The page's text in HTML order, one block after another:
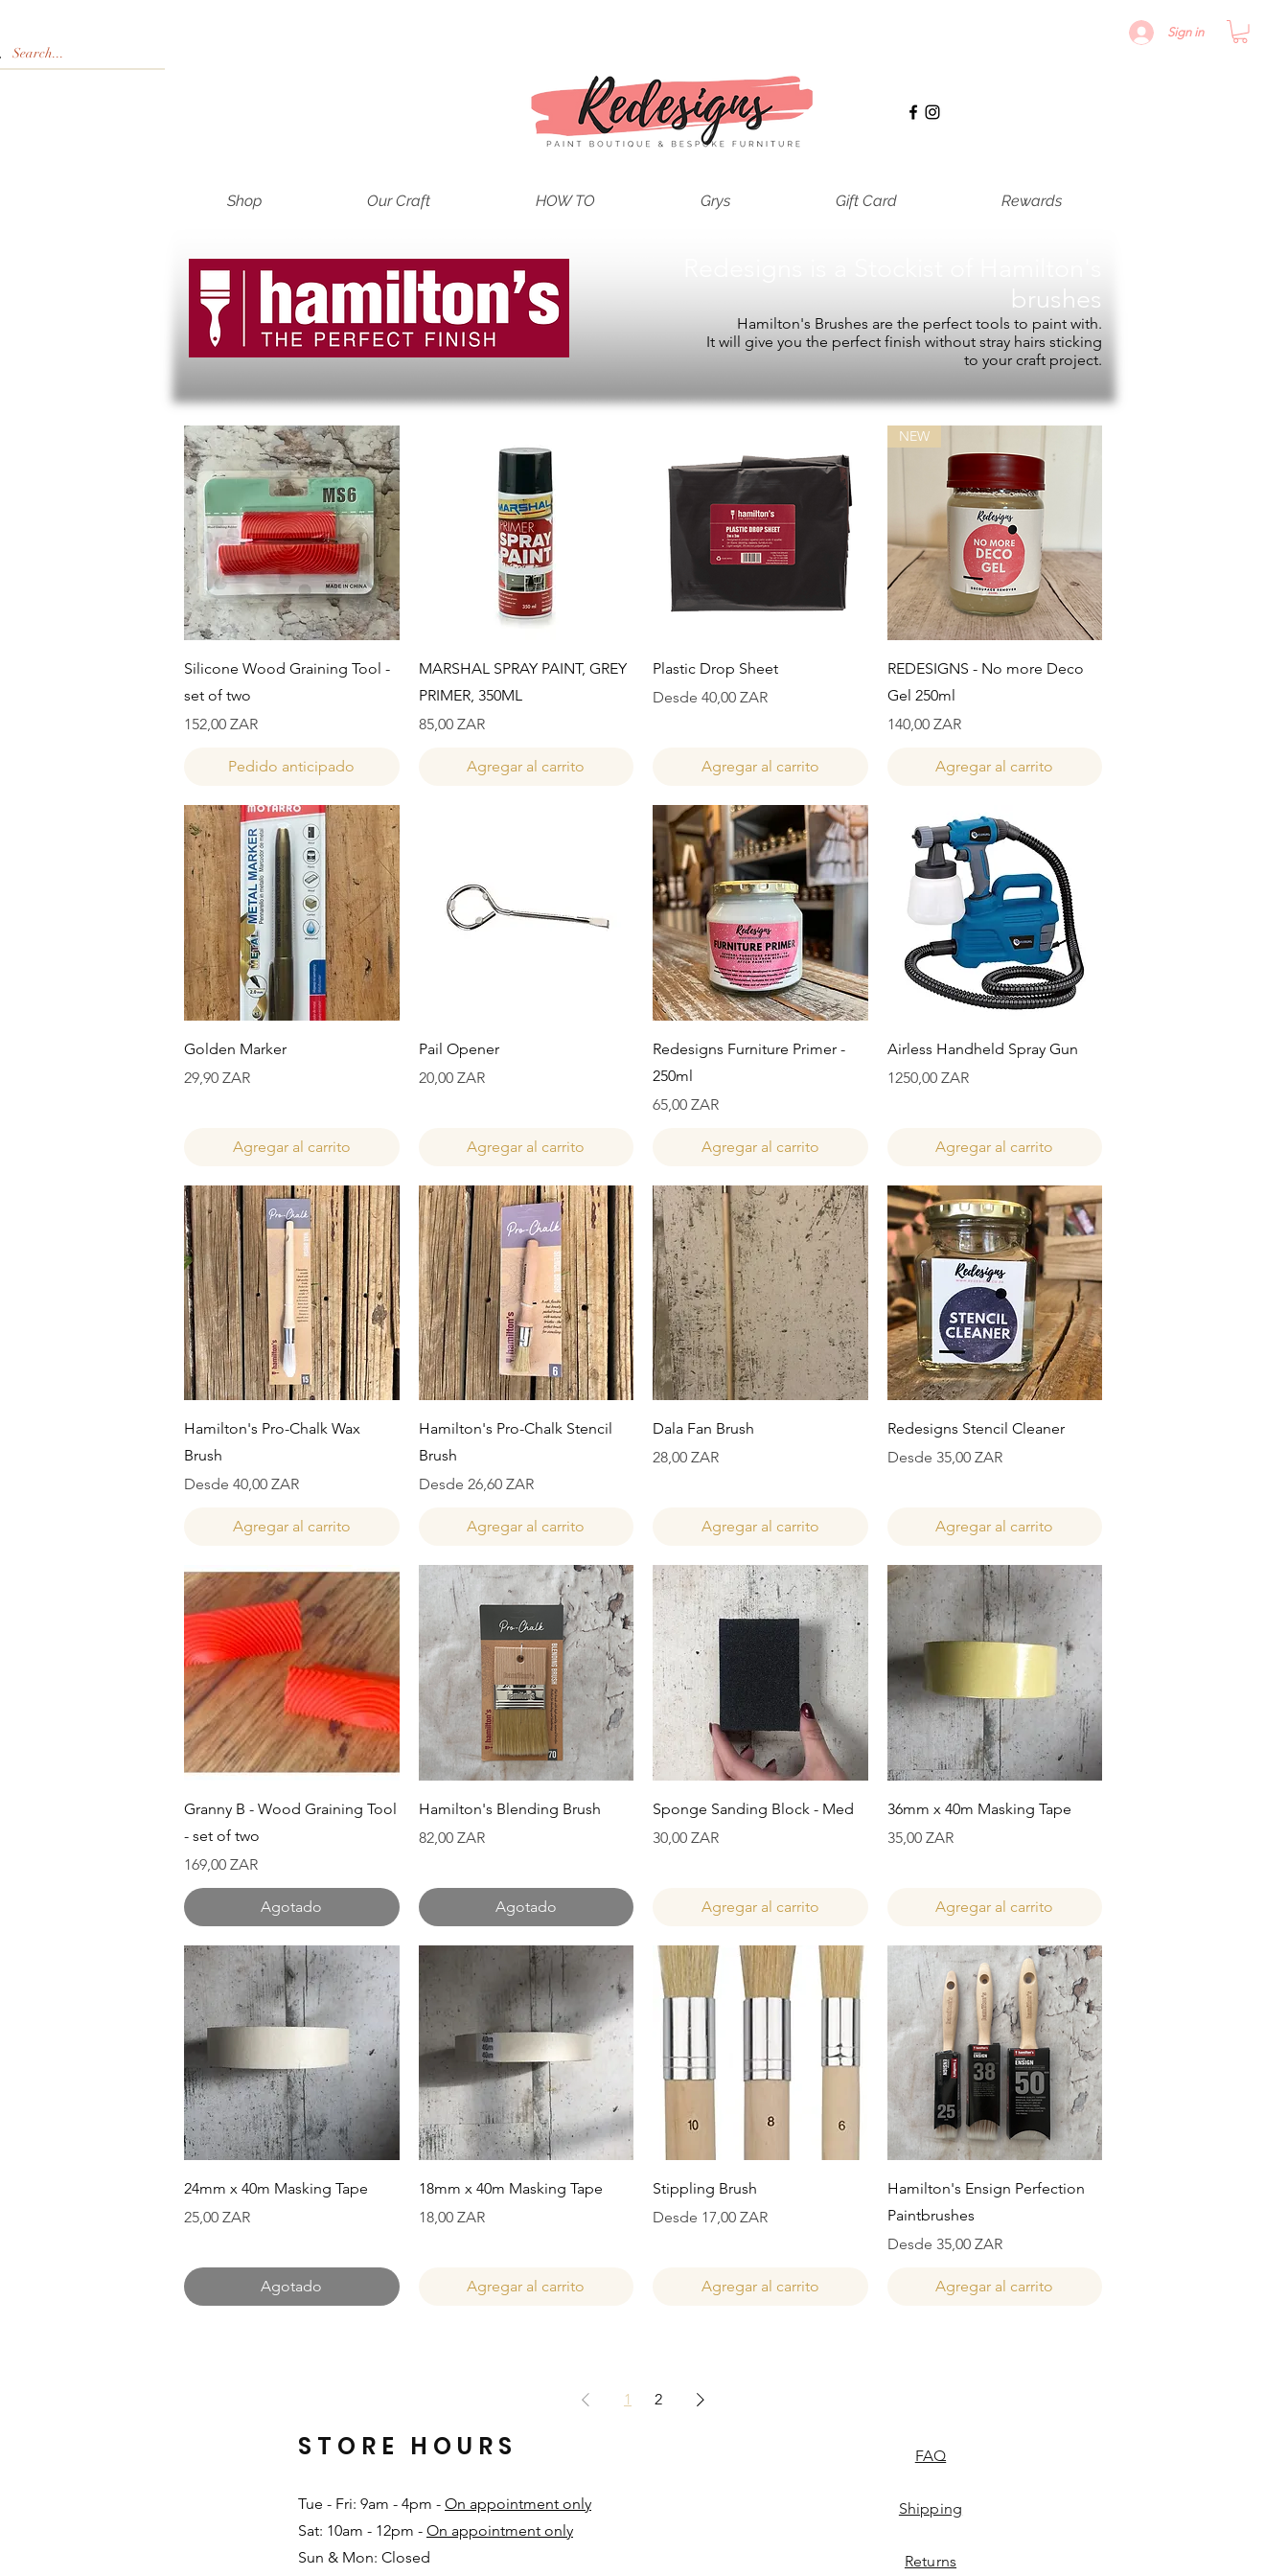
Sign in
Shop Our Craft HOW TO Grys Gift Card Rewards
brushes
Hamilton's Brushes are the perfect tools to paint with.
It will give you the perfect finish without stray hairs sticking
to your craft project.
Vista rápida
Silicone Wood Graining Tool -
set of two
Precio
152,00 ZAR
Pedido anticipado
Vista rápida
MARSHAL SPRAY PAINT, GREY
PRIMER, 350ML
Precio
85,00 ZAR
Agregar al carrito
Vista rápida
Plastic Drop Sheet
Desde 40,00 ZAR
Precio de oferta
Agregar al carrito
Vista rápida
NEW
REDESIGNS - No more Deco
Gel 250ml
Precio
140,00 ZAR
Agregar al carrito
Vista rápida
Golden Marker
Precio
29,90 ZAR
Agregar al carrito
Vista rápida
Pail Opener
Precio
20,00 ZAR
Agregar al carrito
Vista rápida
Redesigns Furniture Primer -
250ml
Precio
65,00 ZAR
Agregar al carrito
Vista rápida
Airless Handheld Spray Gun
Precio
1250,00 ZAR
Agregar al carrito
Vista rápida
Hamilton's Pro-Chalk Wax
Brush
Desde 40,00 ZAR
Precio de oferta
Agregar al carrito
Vista rápida
Hamilton's Pro-Chalk Stencil
Brush
Desde 26,60 ZAR
Precio de oferta
Agregar al carrito
Vista rápida
Dala Fan Brush
Precio
28,00 ZAR
Agregar al carrito
Vista rápida
Redesigns Stencil Cleaner
Desde 35,00 ZAR
Precio de oferta
Agregar al carrito
Vista rápida
Granny B - Wood Graining Tool
- set of two
Precio
169,00 ZAR
Agotado
Vista rápida
Hamilton's Blending Brush
Precio
82,00 ZAR
Agotado
Vista rápida
Sponge Sanding Block - Med
Precio
30,00 ZAR
Agregar al carrito
Vista rápida
36mm x 40m Masking Tape
Precio
35,00 ZAR
Agregar al carrito
Vista rápida
24mm x 40m Masking Tape
Precio
25,00 ZAR
Agotado
Vista rápida
18mm x 40m Masking Tape
Precio
18,00 ZAR
Agregar al carrito
Vista rápida
Stippling Brush
Desde 17,00 ZAR
Precio de oferta
Agregar al carrito
Vista rápida
Hamilton's Ensign Perfection
Paintbrushes
Desde 35,00 ZAR
Precio de oferta
Agregar al carrito
1 2
Tue - Fri: 9am - 4pm - On appointment only
Sat: 10am - 12pm - On appointment only
Sun & Mon: Closed​
STORE HOURS FAQ
Shipping
Returns